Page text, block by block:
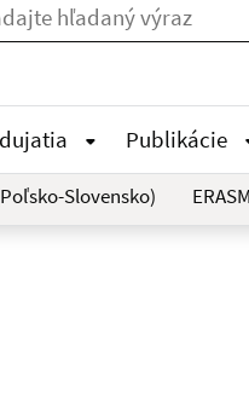
Publikácie
Slovensko)